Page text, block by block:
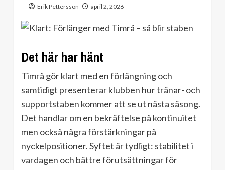
Erik Pettersson april 2, 2026
Det här har hänt
Timrå gör klart med en förlängning och
samtidigt presenterar klubben hur tränar- och
supportstaben kommer att se ut nästa säsong.
Det handlar om en bekräftelse på kontinuitet
men också några förstärkningar på
nyckelpositioner. Syftet är tydligt: stabilitet i
vardagen och bättre förutsättningar för